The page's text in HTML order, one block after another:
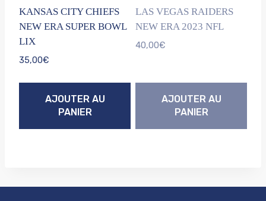
KANSAS CITY CHIEFS
NEW ERA SUPER BOWL
LIX
35,00€
AJOUTER AU
PANIER
LAS VEGAS RAIDERS
NEW ERA 2023 NFL
40,00€
AJOUTER AU
PANIER